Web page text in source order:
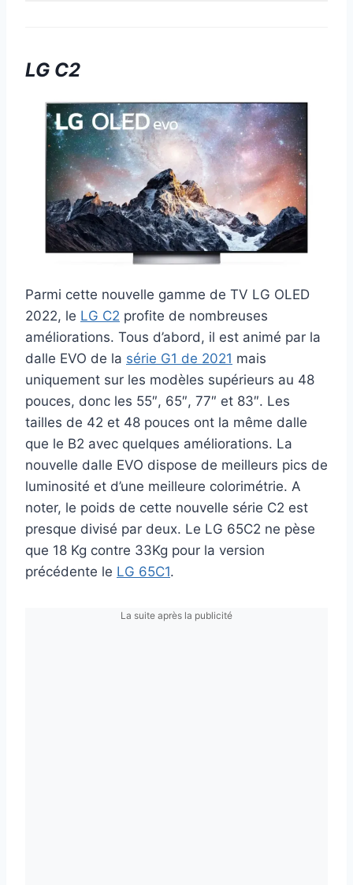
LG C2
Parmi cette nouvelle gamme de TV LG OLED
2022, le LG C2 profite de nombreuses
améliorations. Tous d’abord, il est animé par la
dalle EVO de la série G1 de 2021 mais
uniquement sur les modèles supérieurs au 48
pouces, donc les 55″, 65″, 77″ et 83″. Les
tailles de 42 et 48 pouces ont la même dalle
que le B2 avec quelques améliorations. La
nouvelle dalle EVO dispose de meilleurs pics de
luminosité et d’une meilleure colorimétrie. A
noter, le poids de cette nouvelle série C2 est
presque divisé par deux. Le LG 65C2 ne pèse
que 18 Kg contre 33Kg pour la version
précédente le LG 65C1.
La suite après la publicité